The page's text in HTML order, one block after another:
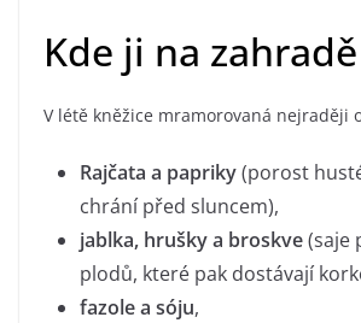
Kde ji na
V létě kněžice mramorovaná nejraději
Rajčata a papriky(porost
chrání před sluncem),
jablka, hrušky a broskve(saje
plodů, které pak dostávají
fazole a sóju,